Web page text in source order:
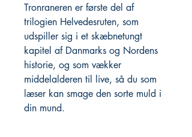
Tronraneren er første del af
trilogien Helvedesruten, som
udspiller sig i et skæbnetungt
kapitel af Danmarks og Nordens
historie, og som vækker
middelalderen til live, så du som
læser kan smage den sorte muld i
din mund.